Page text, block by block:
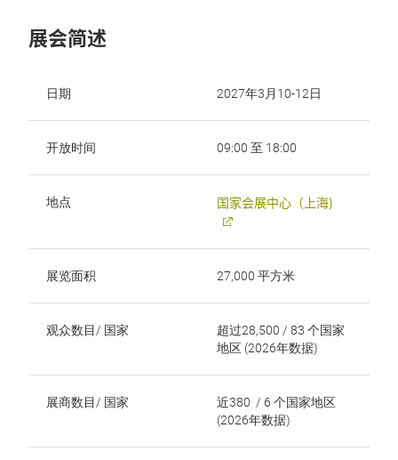
展会简述
日期 2027年3月10-12日
开放时间 09:00 至 18:00
地点 国家会展中心（上海)
展览面积 27,000 平方米
观众数目/ 国家
超过28,500 / 83 个国家
地区 (2026年数据)
展商数目/ 国家
近380 / 6 个国家地区
(2026年数据)